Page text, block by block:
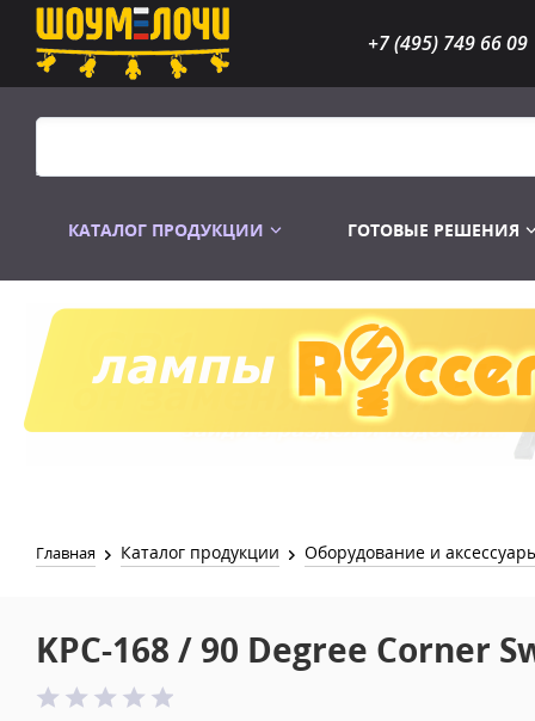
+7 (495) 749 66 09
КАТАЛОГ ПРОДУКЦИИ
Распродажа Лампы
ГОТОВЫЕ РЕШЕНИЯ
Главная Каталог продукции Оборудование и
KPC-168 / 90 Degree Corner